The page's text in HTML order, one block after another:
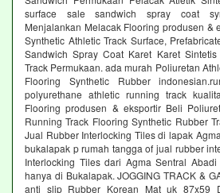
surface sale sandwich spray coat
Menjalankan Melacak Flooring produsen &
Synthetic Athletic Track Surface,
Sandwich Spray Coat Karet Karet
Track Permukaan. ada murah Poliuretan
Flooring Synthetic Rubber
polyurethane athletic running track
Flooring produsen & eksportir Beli
Running Track Flooring Synthetic Rubber
Jual Rubber Interlocking Tiles di lapak
bukalapak p rumah tangga of jual rubber
Interlocking Tiles dari Agma Sentral
hanya di Bukalapak. JOGGING TRACK &
anti slip Rubber Korean Mat uk 87x59